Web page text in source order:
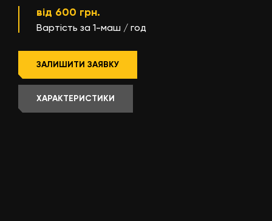
від 600 грн.
Вартість за 1-маш / год
ЗАЛИШИТИ ЗАЯВКУ
ХАРАКТЕРИСТИКИ